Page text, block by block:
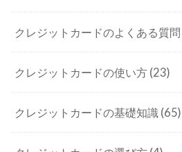
クレジットカードのよくある質問
クレジットカードの使い方 (23)
クレジットカードの基礎知識 (65)